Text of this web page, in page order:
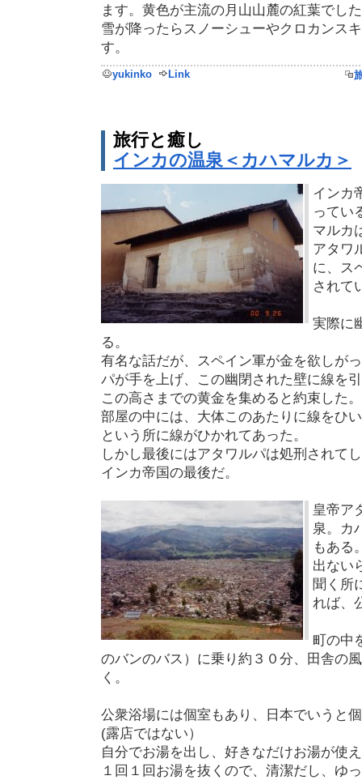
ます。黄色が主流の月山山麓の紅葉でし
雪が降ったらスノーシューやクロカンス
す。
yukinko Link
旅行と癒し
インカの温泉＜カハマルカ＞
インカ
ってい
マルカ
アタワ
に、ス
されて
実際に
る。
有名な話だが、スペイン軍が金を欲しが
パが手を上げ、この幽閉された壁に線を
この高さまでの黄金を集めると約束した。
部屋の中には、大体このあたりに線をひ
という所に線がひかれてあった。
しかし最後にはアタワルパは処刑されて
インカ帝国の最後だ。
皇帝ア
泉。カ
もある
出ない
聞く所
れば、
町の中
のバンのバス）に乗り約３０分、田舎の
く。
公衆浴場には個室もあり、日本でいうと
(露店ではない）
自分でお湯を出し、好きなだけお湯が使
１回１回お湯を抜くので、清潔だし、ゆ